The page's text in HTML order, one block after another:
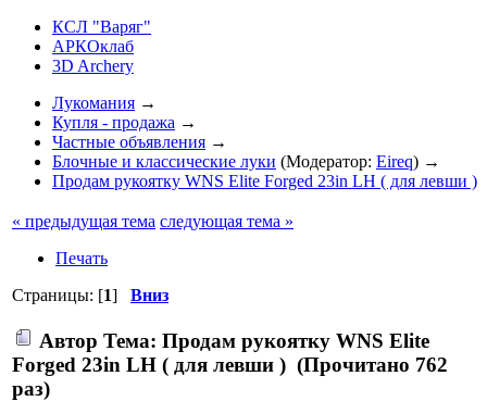
КСЛ "Варяг"
АРКОклаб
3D Archery
Лукомания →
Купля - продажа →
Частные объявления →
Блочные и классические луки (Модератор: Eireq) →
Продам рукоятку WNS Elite Forged 23in LH ( для левши )
« предыдущая тема следующая тема »
Печать
Страницы: [1] Вниз
Автор Тема: Продам рукоятку WNS Elite
Forged 23in LH ( для левши ) (Прочитано 762
раз)